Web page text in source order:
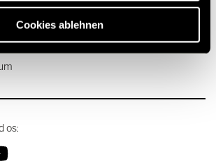
Cookies ablehnen
os: